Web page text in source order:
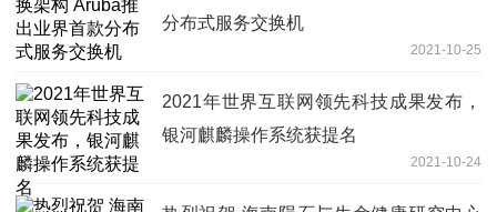
分布式服务交换机
2021-10-25
2021年世界互联网领先科技成果发布，
银河麒麟操作系统获提名
2021-10-24